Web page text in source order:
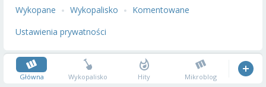
Wykopane
Wykopalisko
Komentowane
Ustawienia prywatności
Główna Wykopalisko Hity Mikroblog